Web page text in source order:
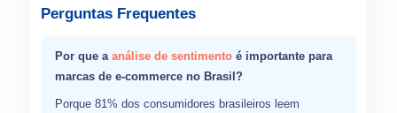
Perguntas Frequentes
Por que a análise de sentimento é importante para
marcas de e-commerce no Brasil?
Porque 81% dos consumidores brasileiros leem